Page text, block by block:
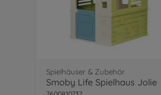
Spielhäuser & Zubehör
Smoby Life Spielhaus Jolie